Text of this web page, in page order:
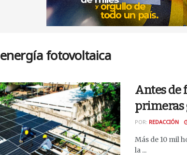
energía fotovoltaica
Antes de
primeras
POR: REDACCIÓN
Más de 10 mil
la ...